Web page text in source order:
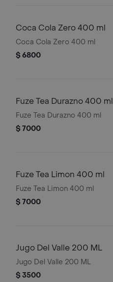
Coca Cola Zero 400 ml
Coca Cola Zero 400 ml
$ 6800
Fuze Tea Durazno 400 ml
Fuze Tea Durazno 400 ml
$ 7000
Fuze Tea Limon 400 ml
Fuze Tea Limon 400 ml
$ 7000
Jugo Del Valle 200 ML
Jugo Del Valle 200 ML
$ 3500